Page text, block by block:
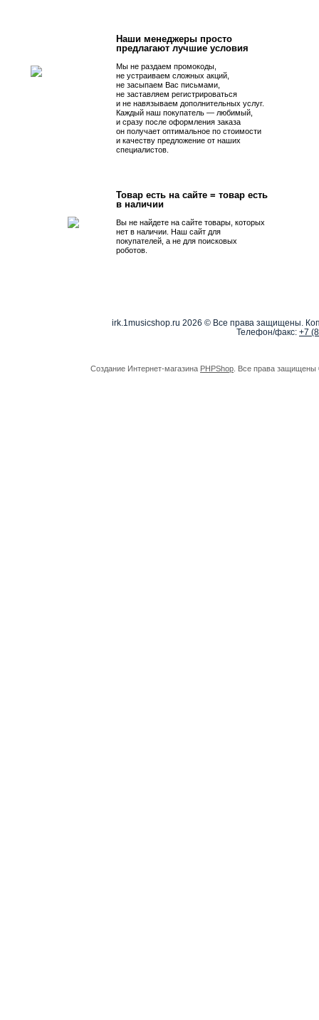
Наши менеджеры просто
предлагают лучшие условия
Мы не раздаем промокоды,
не устраиваем сложных акций,
не засыпаем Вас письмами,
не заставляем регистрироваться
и не навязываем дополнительных услуг.
Каждый наш покупатель — любимый,
и сразу после оформления заказа
он получает оптимальное по стоимости
и качеству предложение от наших
специалистов.
Товар есть на сайте = товар есть
в наличии
Вы не найдете на сайте товары, которых
нет в наличии. Наш сайт для
покупателей, а не для поисковых
роботов.
irk.1musicshop.ru 2026 © Все права защищены.
Телефон/факс: +7
Создание Интернет-магазина PHPShop . Все права защищены